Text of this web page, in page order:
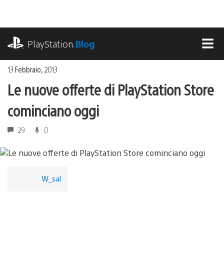
contenuto
PlayStation.Blog
13 Febbraio, 2013
Le nuove offerte di PlayStation Store
cominciano oggi
29 0
W_sal